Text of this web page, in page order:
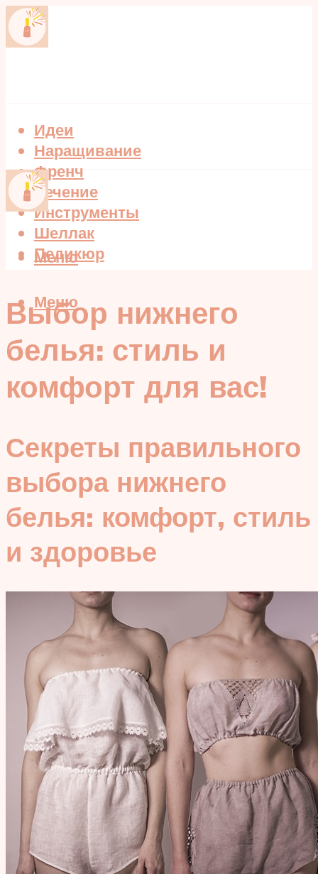
Идеи
Наращивание
Френч
Лечение
Инструменты
Шеллак
Педикюр
Меню
Меню
Выбор нижнего
белья: стиль и
комфорт для вас!
Секреты правильного
выбора нижнего
белья: комфорт, стиль
и здоровье